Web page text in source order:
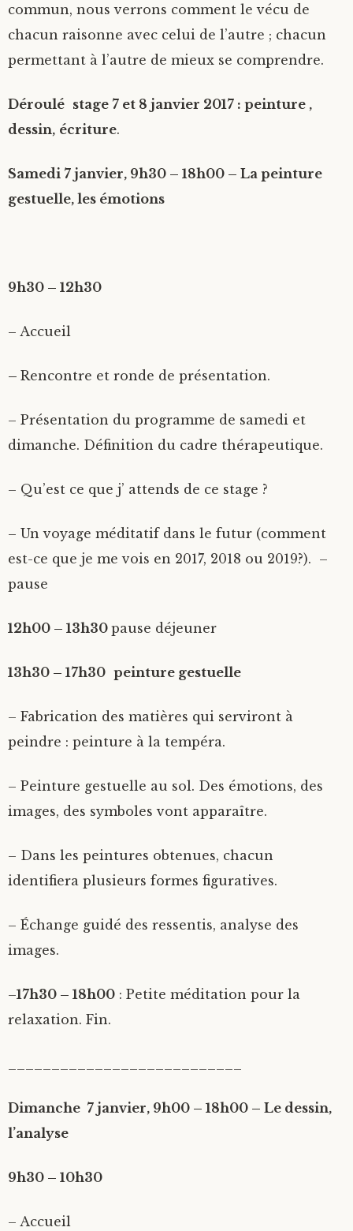
commun, nous verrons comment le vécu de
chacun raisonne avec celui de l’autre ; chacun
permettant à l’autre de mieux se comprendre.
Déroulé stage 7 et 8 janvier 2017 : peinture ,
dessin, écriture.
Samedi 7 janvier, 9h30 – 18h00 – La peinture
gestuelle, les émotions
9h30 – 12h30
– Accueil
– Rencontre et ronde de présentation.
– Présentation du programme de samedi et
dimanche. Définition du cadre thérapeutique.
– Qu’est ce que j’ attends de ce stage ?
– Un voyage méditatif dans le futur (comment
est-ce que je me vois en 2017, 2018 ou 2019?). –
pause
12h00 – 13h30 pause déjeuner
13h30 – 17h30 peinture gestuelle
– Fabrication des matières qui serviront à
peindre : peinture à la tempéra.
– Peinture gestuelle au sol. Des émotions, des
images, des symboles vont apparaître.
– Dans les peintures obtenues, chacun
identifiera plusieurs formes figuratives.
– Échange guidé des ressentis, analyse des
images.
–17h30 – 18h00 : Petite méditation pour la
relaxation. Fin.
Dimanche 7 janvier, 9h00 – 18h00 – Le dessin,
l’analyse
9h30 – 10h30
– Accueil